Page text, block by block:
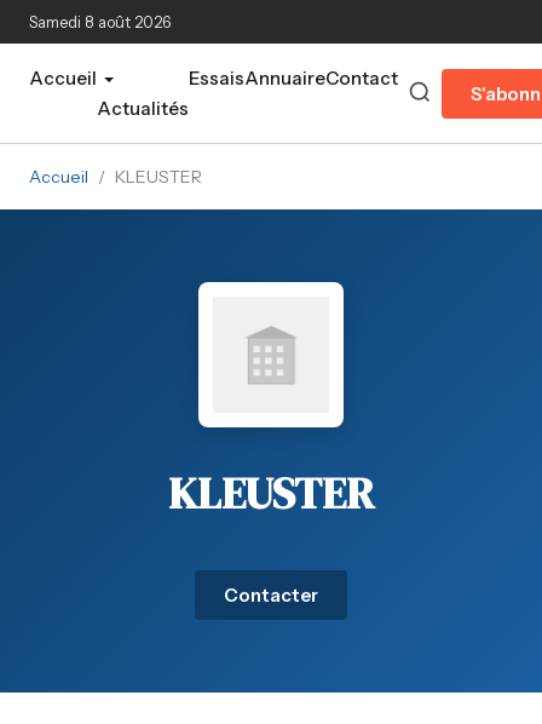
Aller au contenu principal
Samedi 8 août 2026
Accueil
Actualités
EssaisAnnuaireContact
Accueil / KLEUSTER
KLEUSTER
Contacter